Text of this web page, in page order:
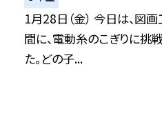
1月28日（金） 今日は、図
間に、電動糸のこぎりに挑
た。どの子...